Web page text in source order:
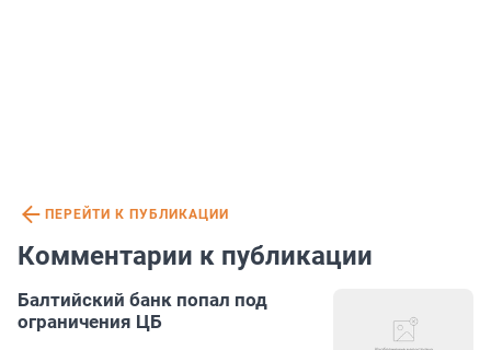
ПЕРЕЙТИ К ПУБЛИКАЦИИ
Комментарии к публикации
Балтийский банк попал под
ограничения ЦБ